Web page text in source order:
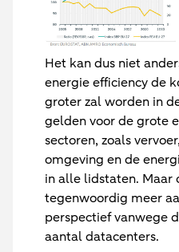
Het kan dus niet
energie efficiency de
groter zal worden in
gelden voor de grote
sectoren, zoals
omgeving en de
in alle lidstaten. Maar
tegenwoordig meer
perspectief vanwege
aantal datacenters.